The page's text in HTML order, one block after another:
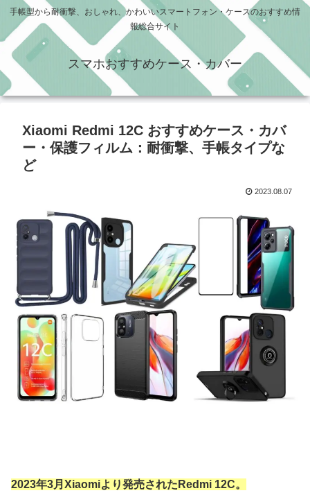
手帳型から耐衝撃、おしゃれ、かわいいスマートフォン・ケースのおすすめ情
報総合サイト
スマホおすすめケース・カバー
Xiaomi Redmi 12C おすすめケース・カバ
ー・保護フィルム：耐衝撃、手帳タイプな
ど
2023.08.07
2023年3月Xiaomiより発売されたRedmi 12C。